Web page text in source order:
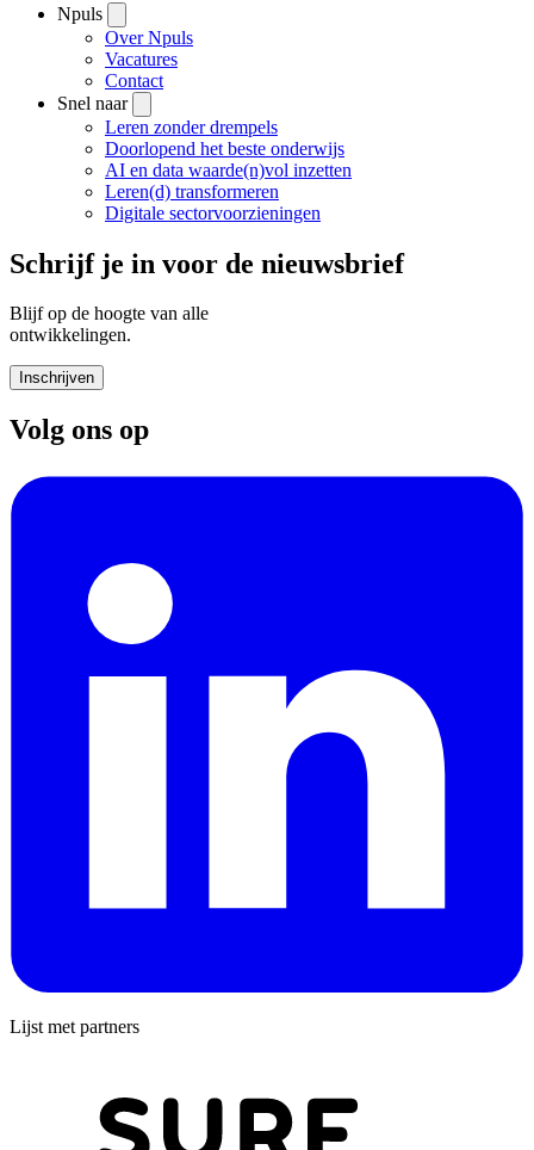
Npuls
Over Npuls
Vacatures
Contact
Snel naar
Leren zonder drempels
Doorlopend het beste onderwijs
AI en data waarde(n)vol inzetten
Leren(d) transformeren
Digitale sectorvoorzieningen
Schrijf je in voor de nieuwsbrief
Blijf op de hoogte van alle
ontwikkelingen.
Inschrijven
Volg ons op
Lijst met partners